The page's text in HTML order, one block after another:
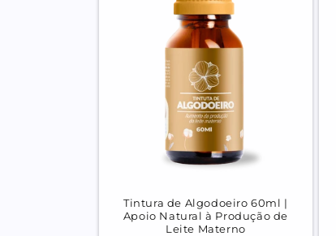
Tintura de Algodoeiro 60ml |
Apoio Natural à Produção de
Leite Materno